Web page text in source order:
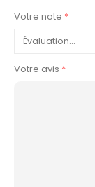
Votre note *
Votre avis *